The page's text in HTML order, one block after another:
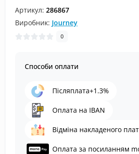
Артикул: 286867
Виробник: Journey
0
Способи оплати
Післяплата+1.3%
Оплата на IBAN
Відміна накладеного
Оплата за посиланням